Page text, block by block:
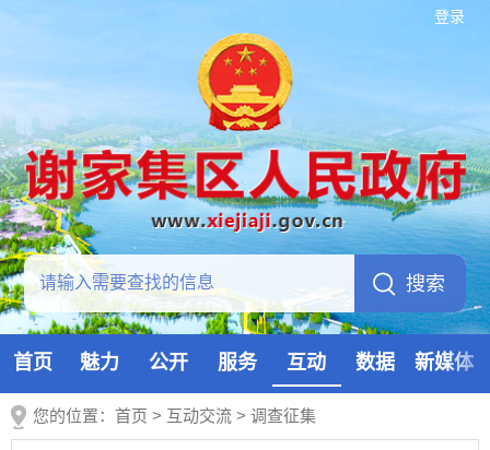
登录
首页 魅力 公开 服务 互动 数据 新媒体
您的位置： 首页 > 互动交流 > 调查征集